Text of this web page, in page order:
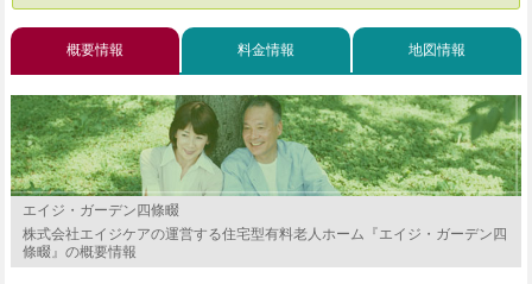
概要情報 料金情報 地図情報
エイジ・ガーデン四條畷
株式会社エイジケアの運営する住宅型有料老人ホーム『エイジ・ガーデン四
條畷』の概要情報